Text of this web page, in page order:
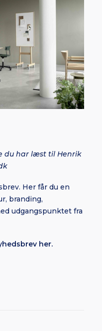
du har læst til Henrik
Her får du en
branding,
udgangspunktet fra
her.